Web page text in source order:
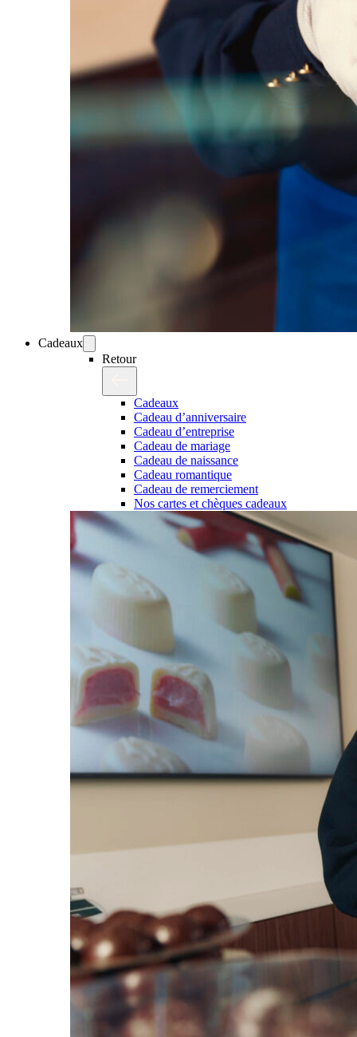
Cadeaux
Retour
Cadeaux
Cadeau d’anniversaire
Cadeau d’entreprise
Cadeau de mariage
Cadeau de naissance
Cadeau romantique
Cadeau de remerciement
Nos cartes et chèques cadeaux